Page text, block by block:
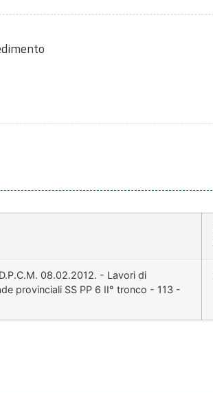
08.02.2012. - Lavori di
provinciali SS PP 6 II° tronco - 113 -